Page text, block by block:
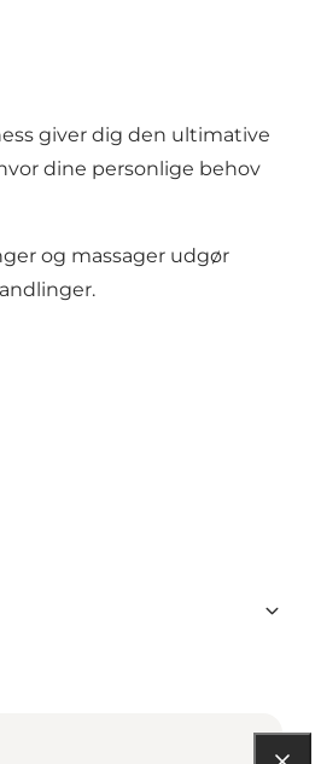
giver dig den ultimative
dine personlige behov
og massager udgør